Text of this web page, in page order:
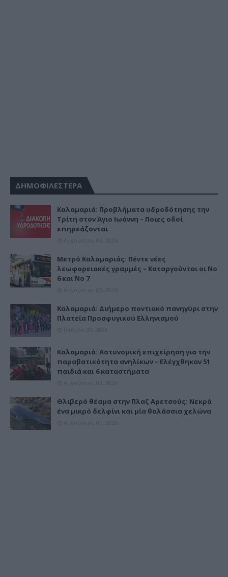
ΔΗΜΟΦΙΛΕΣΤΕΡΑ
Καλαμαριά: Προβλήματα υδροδότησης την
Τρίτη στον Άγιο Ιωάννη – Ποιες οδοί
επηρεάζονται
Μετρό Καλαμαριάς: Πέντε νέες
λεωφορειακές γραμμές – Καταργούνται οι Νο
6 και Νο 7
Καλαμαριά: Διήμερο ποντιακό πανηγύρι στην
Πλατεία Προσφυγικού Ελληνισμού
Καλαμαριά: Αστυνομική επιχείρηση για την
παραβατικότητα ανηλίκων – Ελέγχθηκαν 51
παιδιά και 6 καταστήματα
Θλιβερό θέαμα στην Πλαζ Αρετσούς: Νεκρά
ένα μικρό δελφίνι και μία θαλάσσια χελώνα